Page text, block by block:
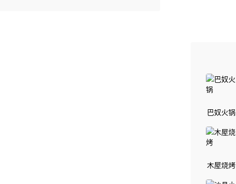
巴奴火锅
木屋烧烤